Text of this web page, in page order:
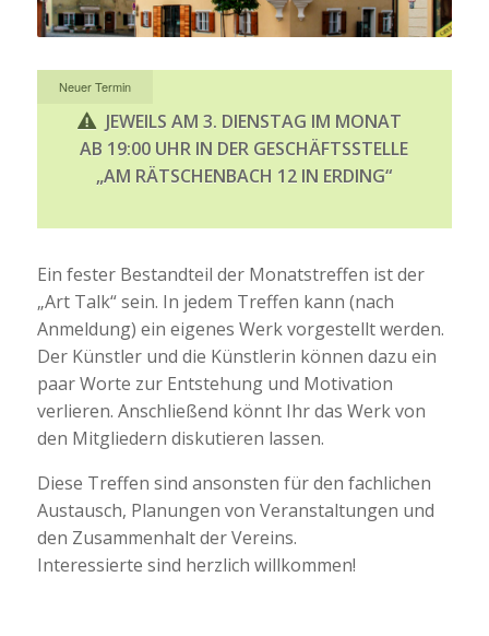
Neuer Termin
JEWEILS AM 3. DIENSTAG IM MONAT
AB 19:00 UHR IN DER GESCHÄFTSSTELLE
„AM RÄTSCHENBACH 12 IN ERDING“
Ein fester Bestandteil der Monatstreffen ist der
„Art Talk“ sein. In jedem Treffen kann (nach
Anmeldung) ein eigenes Werk vorgestellt werden.
Der Künstler und die Künstlerin können dazu ein
paar Worte zur Entstehung und Motivation
verlieren. Anschließend könnt Ihr das Werk von
den Mitgliedern diskutieren lassen.
Diese Treffen sind ansonsten für den fachlichen
Austausch, Planungen von Veranstaltungen und
den Zusammenhalt der Vereins.
Interessierte sind herzlich willkommen!